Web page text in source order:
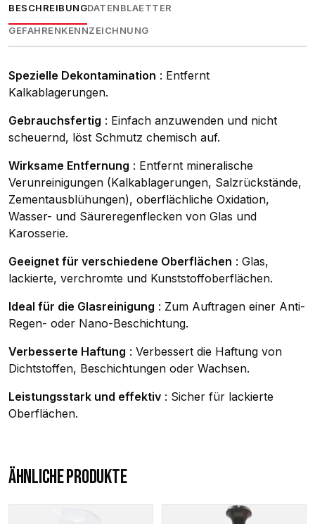
BESCHREIBUNGDATENBLAETTER
GEFAHRENKENNZEICHNUNG
Spezielle Dekontamination : Entfernt
Kalkablagerungen.
Gebrauchsfertig : Einfach anzuwenden und nicht
scheuernd, löst Schmutz chemisch auf.
Wirksame Entfernung : Entfernt mineralische
Verunreinigungen (Kalkablagerungen, Salzrückstände,
Zementausblühungen), oberflächliche Oxidation,
Wasser- und Säureregenflecken von Glas und
Karosserie.
Geeignet für verschiedene Oberflächen : Glas,
lackierte, verchromte und Kunststoffoberflächen.
Ideal für die Glasreinigung : Zum Auftragen einer Anti-
Regen- oder Nano-Beschichtung.
Verbesserte Haftung : Verbessert die Haftung von
Dichtstoffen, Beschichtungen oder Wachsen.
Leistungsstark und effektiv : Sicher für lackierte
Oberflächen.
ÄHNLICHE PRODUKTE